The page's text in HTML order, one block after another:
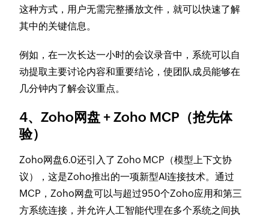
这种方式，用户无需完整播放文件，就可以快速了解
其中的关键信息。
例如，在一次长达一小时的会议录音中，系统可以自
动提取主要讨论内容和重要结论，使团队成员能够在
几分钟内了解会议重点。
4、Zoho网盘 + Zoho MCP（抢先体
验）
Zoho网盘6.0还引入了 Zoho MCP（模型上下文协
议），这是Zoho推出的一项新型AI连接技术。通过
MCP，Zoho网盘可以与超过950个Zoho应用和第三
方系统连接，并允许人工智能代理在多个系统之间执